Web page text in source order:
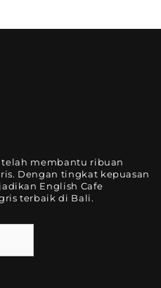
telah membantu ribuan
Dengan tingkat kepuasan
English Cafe
terbaik di Bali.